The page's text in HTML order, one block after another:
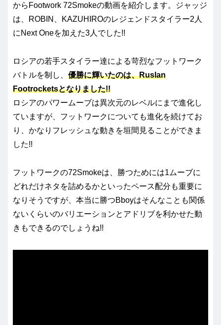
からFootwork 72Smokeの動画を紹介します。ジャッジ
は、ROBIN、KAZUHIROのレジェンドスタイラー2人
にNext Oneを加えた3人でした!!
ロシアの若手スタイラー達による苛烈なフットワーク
バトルを制し、 優勝に輝いたのは、Ruslan
Footrocketsとなりました!!
ロシアのパワームーブは異次元のレベルにまで進化し
ていますが、フットワークについても進化を続けてお
り、かなりフレッシュな動きを垣間見ることができま
した!!
フットワークの72Smokeは、勝つためには1ムーブに
どれだけネタを詰めるかといったペース配分も重要に
なりそうですが、本当に勝つBboyはそんなことも関係
ないくらいのバリエーションとアドリブを利かせた動
きもできるのでしょうね!!